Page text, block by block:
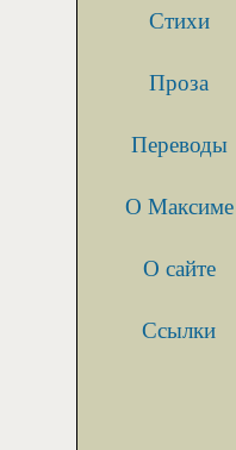
Стихи
Проза
Переводы
О Максиме
О сайте
Ссылки